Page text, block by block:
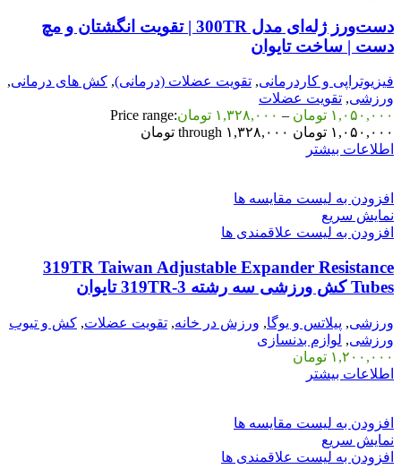
دست‌ورز ژله‌ای مدل 300TR | تقویت انگشتان و مچ
دست | ساخت تایوان
فیزیوتراپی و کاردرمانی, تقویت عضلات (درمانی), کش های درمانی,
ورزشی, تقویت عضلات
۱,۰۵۰,۰۰۰ تومان – ۱,۳۲۸,۰۰۰ تومانPrice range:
۱,۰۵۰,۰۰۰ تومان through ۱,۳۲۸,۰۰۰ تومان
اطلاعات بیشتر
افزودن به لیست مقایسه ها
نمایش سریع
افزودن به لیست علاقمندی ها
319TR Taiwan Adjustable Expander Resistance
Tubes کش ورزشی سه رشته 3-319TR تایوان
ورزشی, پیلاتس و یوگا, ورزش در خانه, تقویت عضلات, کش و تیوب
ورزشی, لوازم بدنسازی
۱,۲۰۰,۰۰۰ تومان
اطلاعات بیشتر
افزودن به لیست مقایسه ها
نمایش سریع
افزودن به لیست علاقمندی ها